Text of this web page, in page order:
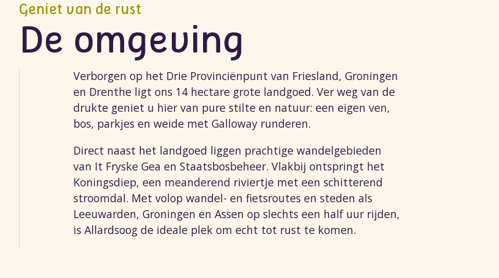
Geniet van de rust
De omgeving
Verborgen op het Drie Provinciënpunt van Friesland, Groningen
en Drenthe ligt ons 14 hectare grote landgoed. Ver weg van de
drukte geniet u hier van pure stilte en natuur: een eigen ven,
bos, parkjes en weide met Galloway runderen.
Direct naast het landgoed liggen prachtige wandelgebieden
van It Fryske Gea en Staatsbosbeheer. Vlakbij ontspringt het
Koningsdiep, een meanderend riviertje met een schitterend
stroomdal. Met volop wandel- en fietsroutes en steden als
Leeuwarden, Groningen en Assen op slechts een half uur rijden,
is Allardsoog de ideale plek om echt tot rust te komen.